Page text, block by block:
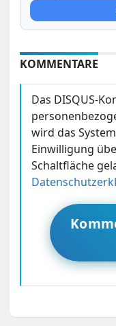
KOMMENTARE
Das DISQUS-
wird das
Einwilligung
Schaltfläche